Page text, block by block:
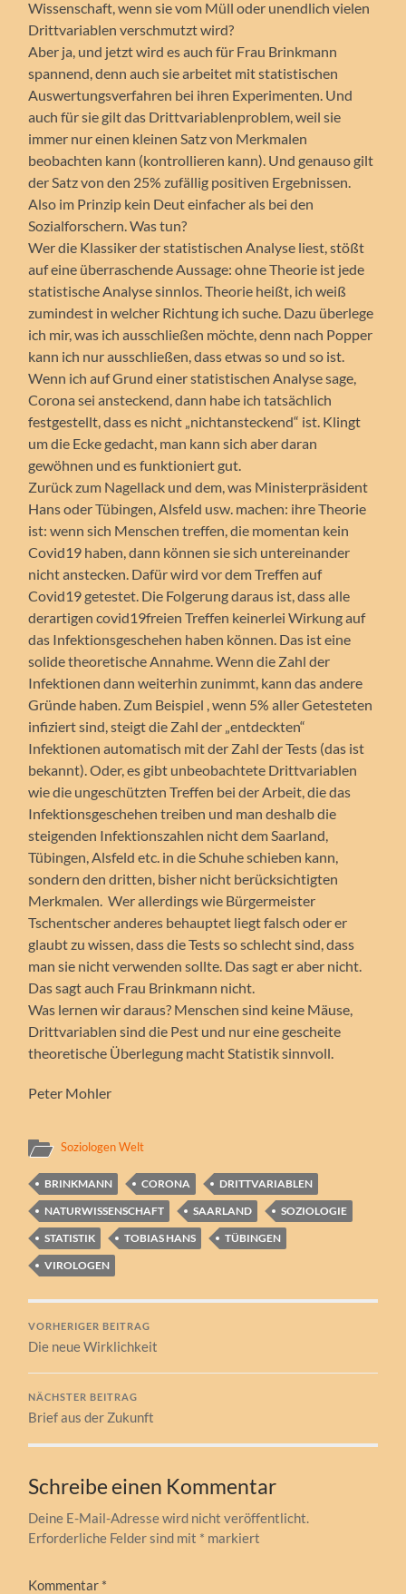
Wissenschaft, wenn sie vom Müll oder unendlich vielen
Drittvariablen verschmutzt wird?
Aber ja, und jetzt wird es auch für Frau Brinkmann
spannend, denn auch sie arbeitet mit statistischen
Auswertungsverfahren bei ihren Experimenten. Und
auch für sie gilt das Drittvariablenproblem, weil sie
immer nur einen kleinen Satz von Merkmalen
beobachten kann (kontrollieren kann). Und genauso gilt
der Satz von den 25% zufällig positiven Ergebnissen.
Also im Prinzip kein Deut einfacher als bei den
Sozialforschern. Was tun?
Wer die Klassiker der statistischen Analyse liest, stößt
auf eine überraschende Aussage: ohne Theorie ist jede
statistische Analyse sinnlos. Theorie heißt, ich weiß
zumindest in welcher Richtung ich suche. Dazu überlege
ich mir, was ich ausschließen möchte, denn nach Popper
kann ich nur ausschließen, dass etwas so und so ist.
Wenn ich auf Grund einer statistischen Analyse sage,
Corona sei ansteckend, dann habe ich tatsächlich
festgestellt, dass es nicht „nichtansteckend“ ist. Klingt
um die Ecke gedacht, man kann sich aber daran
gewöhnen und es funktioniert gut.
Zurück zum Nagellack und dem, was Ministerpräsident
Hans oder Tübingen, Alsfeld usw. machen: ihre Theorie
ist: wenn sich Menschen treffen, die momentan kein
Covid19 haben, dann können sie sich untereinander
nicht anstecken. Dafür wird vor dem Treffen auf
Covid19 getestet. Die Folgerung daraus ist, dass alle
derartigen covid19freien Treffen keinerlei Wirkung auf
das Infektionsgeschehen haben können. Das ist eine
solide theoretische Annahme. Wenn die Zahl der
Infektionen dann weiterhin zunimmt, kann das andere
Gründe haben. Zum Beispiel , wenn 5% aller Getesteten
infiziert sind, steigt die Zahl der „entdeckten“
Infektionen automatisch mit der Zahl der Tests (das ist
bekannt). Oder, es gibt unbeobachtete Drittvariablen
wie die ungeschützten Treffen bei der Arbeit, die das
Infektionsgeschehen treiben und man deshalb die
steigenden Infektionszahlen nicht dem Saarland,
Tübingen, Alsfeld etc. in die Schuhe schieben kann,
sondern den dritten, bisher nicht berücksichtigten
Merkmalen. Wer allerdings wie Bürgermeister
Tschentscher anderes behauptet liegt falsch oder er
glaubt zu wissen, dass die Tests so schlecht sind, dass
man sie nicht verwenden sollte. Das sagt er aber nicht.
Das sagt auch Frau Brinkmann nicht.
Was lernen wir daraus? Menschen sind keine Mäuse,
Drittvariablen sind die Pest und nur eine gescheite
theoretische Überlegung macht Statistik sinnvoll.
Peter Mohler
Soziologen Welt
BRINKMANN CORONA
DRITTVARIABLEN
NATURWISSENSCHAFT
SAARLAND
SOZIOLOGIE
STATISTIK
TOBIAS HANS
TÜBINGEN
VIROLOGEN
VORHERIGER BEITRAG
Die neue Wirklichkeit
NÄCHSTER BEITRAG
Brief aus der Zukunft
Schreibe einen Kommentar
Deine E-Mail-Adresse wird nicht veröffentlicht.
Erforderliche Felder sind mit * markiert
Kommentar *